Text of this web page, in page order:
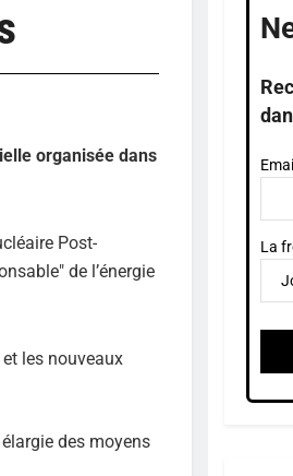
organisée dans
Post-
de l’énergie
les nouveaux
des moyens
Email
La